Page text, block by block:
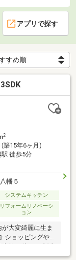
アプリで探す
2
(築15年6ヶ月)
徒歩5分
幡５
システムキッチン
リフォームリノベーシ
ョン
大変綺麗に生ま
ショッピングや映
衣類や大きな荷物